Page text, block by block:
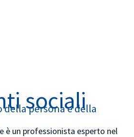
sociali
della persona e della
è un professionista esperto nel